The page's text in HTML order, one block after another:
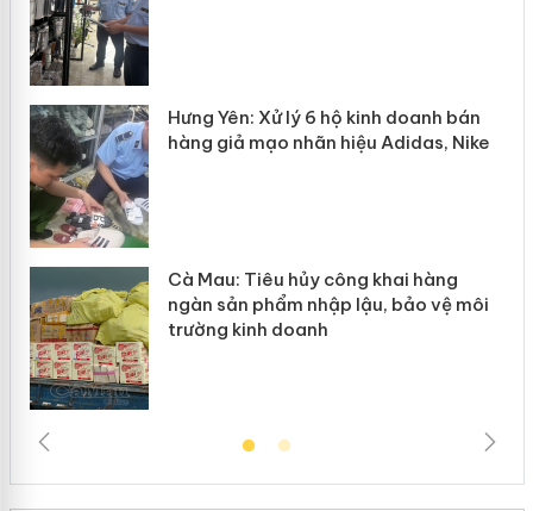
Hưng Yên: Xử lý 6 hộ kinh doanh bán
hàng giả mạo nhãn hiệu Adidas, Nike
Cà Mau: Tiêu hủy công khai hàng
ngàn sản phẩm nhập lậu, bảo vệ môi
trường kinh doanh